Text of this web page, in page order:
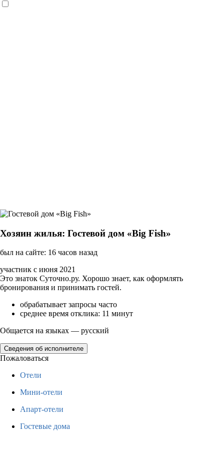
Хозяин жилья: Гостевой дом «Big Fish»
был на сайте: 16 часов назад
участник с июня 2021
Это знаток Суточно.ру. Хорошо знает, как оформлять
бронирования и принимать гостей.
обрабатывает запросы часто
среднее время отклика: 11 минут
Общается на языках — русский
Сведения об исполнителе
Пожаловаться
Отели
Мини-отели
Апарт-отели
Гостевые дома